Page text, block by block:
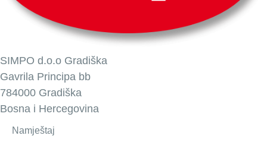
SIMPO d.o.o Gradiška
Gavrila Principa bb
784000 Gradiška
Bosna i Hercegovina
Namještaj